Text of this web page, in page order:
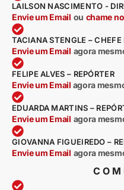
LAILSON NASCIMENTO -
Envie um Email ou chame
TACIANA STENGLE – CHEFE
Envie um Email agora
FELIPE ALVES – REPÓRTER
Envie um Email agora
EDUARDA MARTINS –
Envie um Email agora
GIOVANNA FIGUEIREDO –
Envie um Email agora